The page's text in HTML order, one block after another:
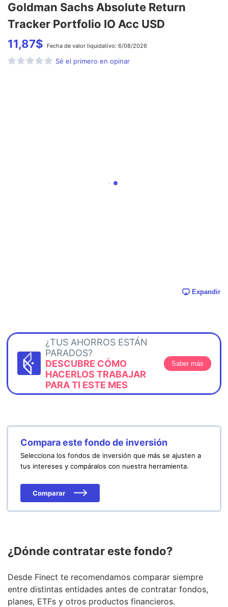
Goldman Sachs Absolute Return
Tracker Portfolio IO Acc USD
11,87$ Fecha de valor liquidativo: 6/08/2026
Sé el primero en opinar
Expandir
¿TUS AHORROS ESTÁN
PARADOS?
DESCUBRE CÓMO
HACERLOS TRABAJAR
PARA TI ESTE MES
Saber más
Compara este fondo de inversión
Selecciona los fondos de inversión que más se ajusten a
tus intereses y compáralos con nuestra herramienta.
Comparar
¿Dónde contratar este fondo?
Desde Finect te recomendamos comparar siempre
entre distintas entidades antes de contratar fondos,
planes, ETFs y otros productos financieros.